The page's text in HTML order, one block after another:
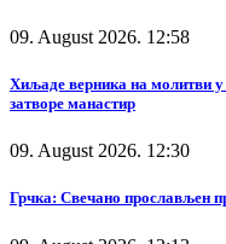
09. August 2026. 12:58
Хиљаде верника на молитви у
затворе манастир
09. August 2026. 12:30
Грчка: Свечано прослављен